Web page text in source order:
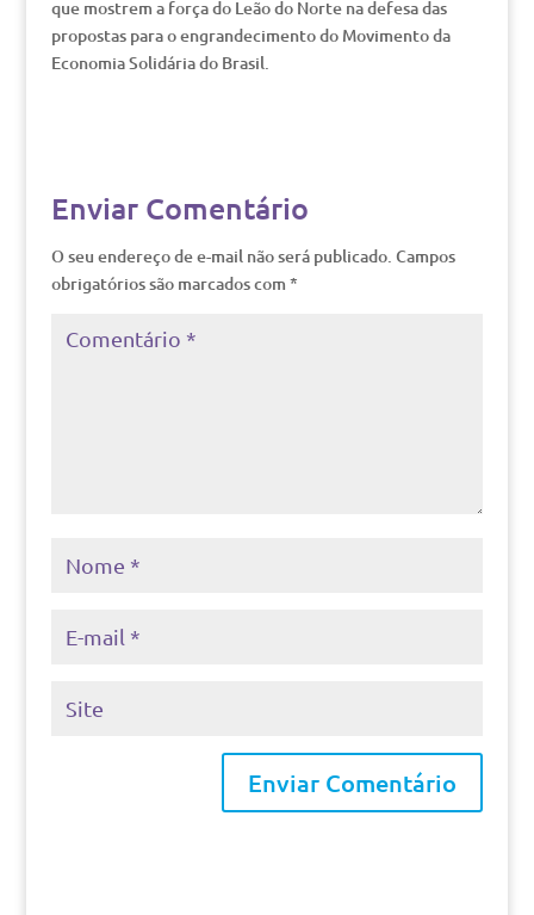
que mostrem a força do Leão do Norte na defesa das
propostas para o engrandecimento do Movimento da
Economia Solidária do Brasil.
Enviar Comentário
O seu endereço de e-mail não será publicado. Campos
obrigatórios são marcados com *